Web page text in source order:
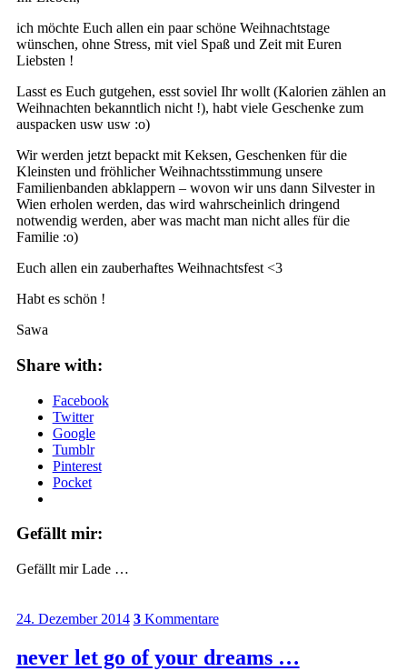
ich möchte Euch allen ein paar schöne Weihnachtstage
wünschen, ohne Stress, mit viel Spaß und Zeit mit Euren
Liebsten !
Lasst es Euch gutgehen, esst soviel Ihr wollt (Kalorien zählen an
Weihnachten bekanntlich nicht !), habt viele Geschenke zum
auspacken usw usw :o)
Wir werden jetzt bepackt mit Keksen, Geschenken für die
Kleinsten und fröhlicher Weihnachtsstimmung unsere
Familienbanden abklappern – wovon wir uns dann Silvester in
Wien erholen werden, das wird wahrscheinlich dringend
notwendig werden, aber was macht man nicht alles für die
Familie :o)
Euch allen ein zauberhaftes Weihnachtsfest <3
Habt es schön !
Sawa
Share with:
Facebook
Twitter
Google
Tumblr
Pinterest
Pocket
Gefällt mir:
Gefällt mir Lade …
24. Dezember 2014 3Kommentare
never let go of your dreams …